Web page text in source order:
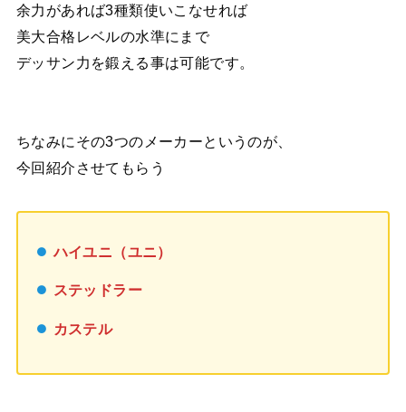
余力があれば3種類使いこなせれば
美大合格レベルの水準にまで
デッサン力を鍛える事は可能です。
ちなみにその3つのメーカーというのが、
今回紹介させてもらう
ハイユニ（ユニ）
ステッドラー
カステル